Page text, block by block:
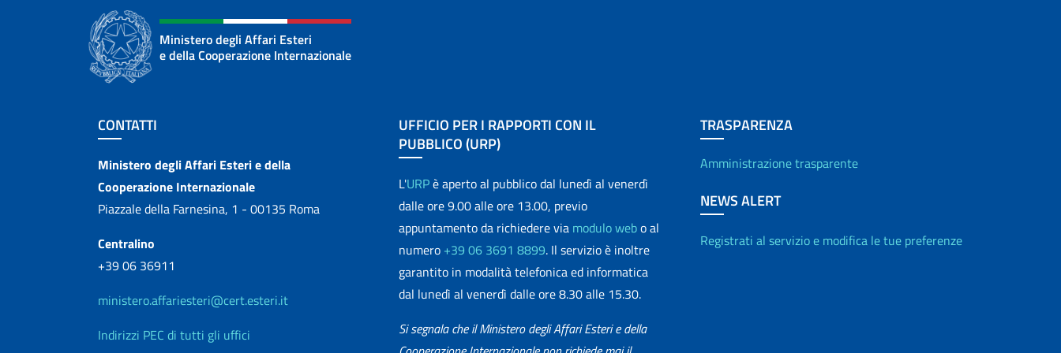
Ministero degli Affari Esteri
e della Cooperazione Internazionale
Sezione footer
CONTATTI
Contatti
Ministero degli Affari Esteri e della
Cooperazione Internazionale
Piazzale della Farnesina, 1 - 00135 Roma
Centralino
+39 06 36911
ministero.affariesteri@cert.esteri.it
Indirizzi PEC di tutti gli uffici
UFFICIO PER I RAPPORTI CON IL
PUBBLICO (URP)
L'URPè aperto al pubblico dal lunedì al venerdì
dalle ore 9.00 alle ore 13.00, previo
appuntamento da richiedere via modulo webo al
numero +39 06 3691 8899. Il servizio è inoltre
garantito in modalità telefonica ed informatica
dal lunedì al venerdì dalle ore 8.30 alle 15.30.
Si segnala che il Ministero degli Affari Esteri e della
TRASPARENZA
Amministrazione trasparente
NEWS ALERT
Registrati al servizio e modifica le tue preferenze